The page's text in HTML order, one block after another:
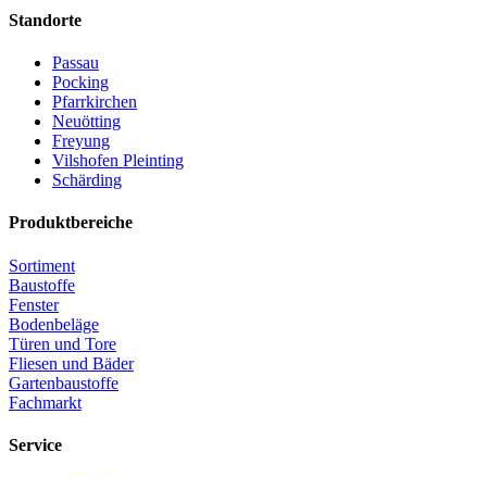
Standorte
Passau
Pocking
Pfarrkirchen
Neuötting
Freyung
Vilshofen Pleinting
Schärding
Produktbereiche
Sortiment
Baustoffe
Fenster
Bodenbeläge
Türen und Tore
Fliesen und Bäder
Gartenbaustoffe
Fachmarkt
Service